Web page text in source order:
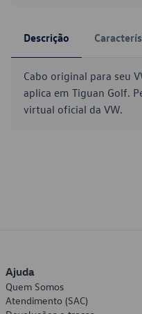
Descrição
Cabo original para seu
aplica em Tiguan Golf.
virtual oficial da VW.
Ajuda
Quem Somos
Atendimento (SAC)